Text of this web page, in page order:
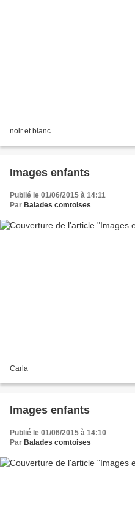
noir et blanc
Images enfants
Publié le 01/06/2015 à 14:11
Par Balades comtoises
Carla
Images enfants
Publié le 01/06/2015 à 14:10
Par Balades comtoises